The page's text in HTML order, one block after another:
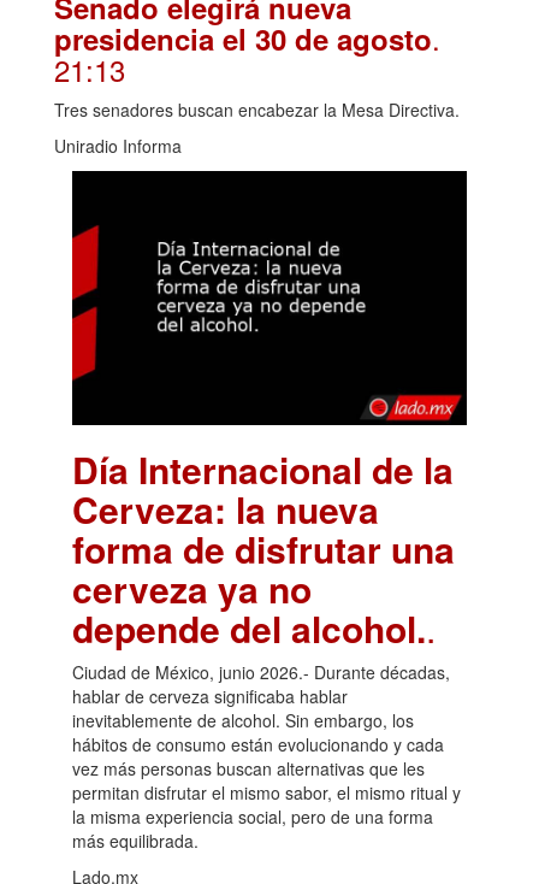
presidencia el 30 de agosto.
21:13
Tres senadores buscan encabezar la Mesa Directiva.
Uniradio Informa
Día Internacional de la
Cerveza: la nueva
forma de disfrutar una
cerveza ya no
depende del alcohol..
Ciudad de México, junio 2026.- Durante décadas,
hablar de cerveza significaba hablar
inevitablemente de alcohol. Sin embargo, los
hábitos de consumo están evolucionando y cada
vez más personas buscan alternativas que les
permitan disfrutar el mismo sabor, el mismo ritual y
la misma experiencia social, pero de una forma
más equilibrada.
Lado.mx